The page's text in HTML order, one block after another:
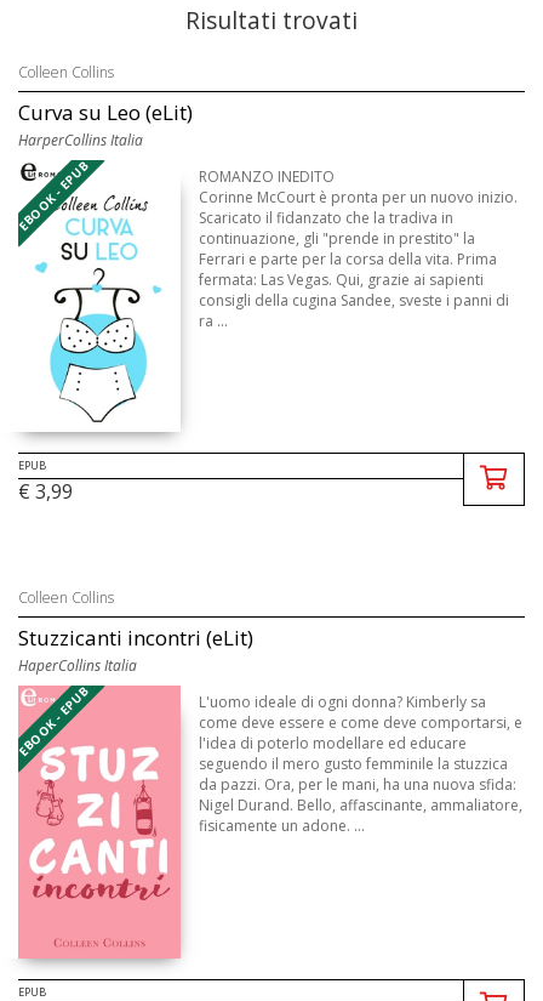
Risultati trovati
Colleen Collins
Curva su Leo (eLit)
HarperCollins Italia
EBOOK - EPUB
ROMANZO INEDITO
Corinne McCourt è pronta per un nuovo inizio.
Scaricato il fidanzato che la tradiva in
continuazione, gli "prende in prestito" la
Ferrari e parte per la corsa della vita. Prima
fermata: Las Vegas. Qui, grazie ai sapienti
consigli della cugina Sandee, sveste i panni di
ra ...
EPUB
€ 3,99
Colleen Collins
Stuzzicanti incontri (eLit)
HaperCollins Italia
EBOOK - EPUB
L'uomo ideale di ogni donna? Kimberly sa
come deve essere e come deve comportarsi, e
l'idea di poterlo modellare ed educare
seguendo il mero gusto femminile la stuzzica
da pazzi. Ora, per le mani, ha una nuova sfida:
Nigel Durand. Bello, affascinante, ammaliatore,
fisicamente un adone. ...
EPUB